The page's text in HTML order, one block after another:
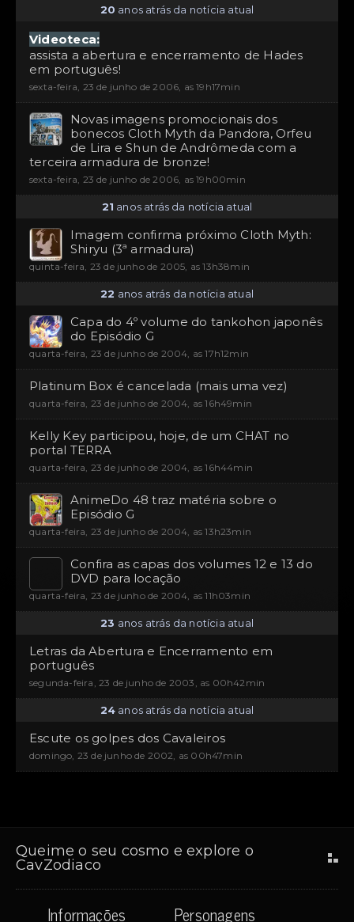
20 anos atrás da notícia atual
Videoteca:
assista a abertura e encerramento de Hades
em português!
sexta-feira, 23 de junho de 2006, as 19h17min
Novas imagens promocionais dos
bonecos Cloth Myth da Pandora, Orfeu
de Lira e Shun de Andrômeda com a
terceira armadura de bronze!
sexta-feira, 23 de junho de 2006, as 19h00min
21 anos atrás da notícia atual
Imagem confirma próximo Cloth Myth:
Shiryu (3ª armadura)
quinta-feira, 23 de junho de 2005, as 13h38min
22 anos atrás da notícia atual
Capa do 4º volume do tankohon japonês
do Episódio G
quarta-feira, 23 de junho de 2004, as 17h12min
Platinum Box é cancelada (mais uma vez)
quarta-feira, 23 de junho de 2004, as 16h49min
Kelly Key participou, hoje, de um CHAT no
portal TERRA
quarta-feira, 23 de junho de 2004, as 16h44min
AnimeDo 48 traz matéria sobre o
Episódio G
quarta-feira, 23 de junho de 2004, as 13h23min
Confira as capas dos volumes 12 e 13 do
DVD para locação
quarta-feira, 23 de junho de 2004, as 11h03min
23 anos atrás da notícia atual
Letras da Abertura e Encerramento em
português
segunda-feira, 23 de junho de 2003, as 00h42min
24anos atrás da notícia atual
Escute os golpes dos Cavaleiros
domingo, 23 de junho de 2002, as 00h47min
Queime o seu cosmo e explore o
CavZodiaco
Informações Personagens